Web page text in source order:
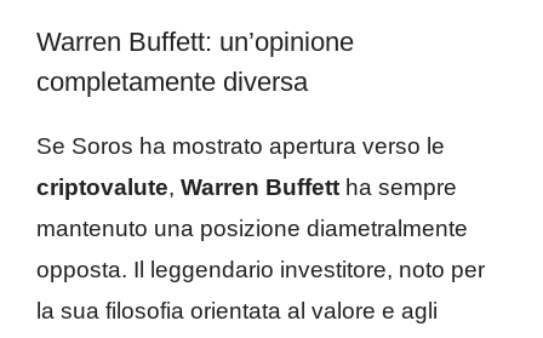
Warren Buffett: un’opinione
completamente diversa
Se Soros ha mostrato apertura verso le
criptovalute, Warren Buffett ha sempre
mantenuto una posizione diametralmente
opposta. Il leggendario investitore, noto per
la sua filosofia orientata al valore e agli